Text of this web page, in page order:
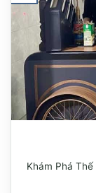
Khám Phá